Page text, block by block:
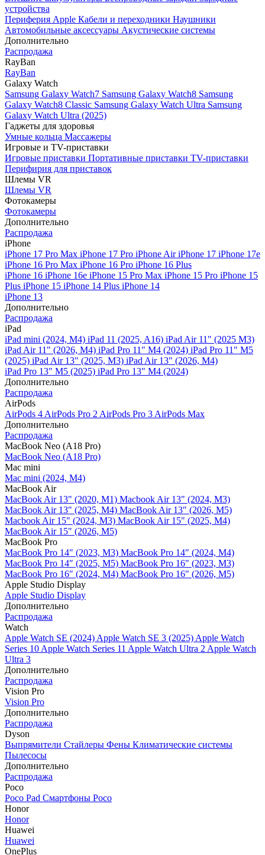
устройства
Периферия Apple Кабели и переходники Наушники
Автомобильные аксессуары Акустические системы
Дополнительно
Распродажа
RayBan
RayBan
Galaxy Watch
Samsung Galaxy Watch7 Samsung Galaxy Watch8 Samsung
Galaxy Watch8 Classic Samsung Galaxy Watch Ultra Samsung
Galaxy Watch Ultra (2025)
Гаджеты для здоровья
Умные кольца Массажеры
Игровые и TV-приставки
Игровые приставки Портативные приставки TV-приставки
Перифирия для приставок
Шлемы VR
Шлемы VR
Фотокамеры
Фотокамеры
Дополнительно
Распродажа
iPhone
iPhone 17 Pro Max iPhone 17 Pro iPhone AiriPhone 17 iPhone 17e
iPhone 16 Pro Max iPhone 16 Pro iPhone 16 Plus
iPhone 16 iPhone 16e iPhone 15 Pro Max iPhone 15 Pro iPhone 15
Plus iPhone 15 iPhone 14 Plus iPhone 14
iPhone 13
Дополнительно
Распродажа
iPad
iPad mini (2024, M4) iPad 11 (2025, A16) iPad Air 11" (2025 M3)
iPad Air 11" (2026, M4) iPad Pro 11" M4 (2024) iPad Pro 11" M5
(2025) iPad Air 13" (2025, M3) iPad Air 13" (2026, M4)
iPad Pro 13" M5 (2025) iPad Pro 13" M4 (2024)
Дополнительно
Распродажа
AirPods
AirPods 4 AirPods Pro 2 AirPods Pro 3 AirPods Max
Дополнительно
Распродажа
MacBook Neo (A18 Pro)
MacBook Neo (A18 Pro)
Mac mini
Mac mini (2024, M4)
MacBook Air
MacBook Air 13" (2020, M1) Macbook Air 13" (2024, M3)
MacBook Air 13" (2025, M4) MacBook Air 13″ (2026, M5)
Macbook Air 15" (2024, M3) MacBook Air 15" (2025, M4)
MacBook Air 15″ (2026, M5)
MacBook Pro
MacBook Pro 14" (2023, M3) MacBook Pro 14″ (2024, M4)
MacBook Pro 14″ (2025, M5) MacBook Pro 16" (2023, M3)
MacBook Pro 16″ (2024, M4) MacBook Pro 16" (2026, M5)
Apple Studio Display
Apple Studio Display
Дополнительно
Распродажа
Watch
Apple Watch SE (2024) Apple Watch SE 3 (2025) Apple Watch
Series 10 Apple Watch Series 11 Apple Watch Ultra 2 Apple Watch
Ultra 3
Дополнительно
Распродажа
Vision Pro
Vision Pro
Дополнительно
Распродажа
Dyson
Выпрямители Стайлеры Фены Климатические системы
Пылесосы
Дополнительно
Распродажа
Poco
Poco Pad Смартфоны Poco
Honor
Honor
Huawei
Huawei
OnePlus